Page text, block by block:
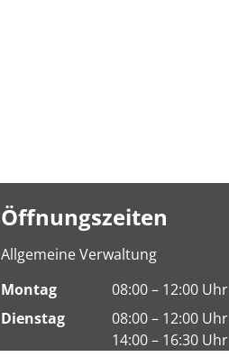
Öffnungszeiten
Allgemeine Verwaltung
Montag
08:00 – 12:00 Uhr
Dienstag
08:00 – 12:00 Uhr
14:00 – 16:30 Uhr